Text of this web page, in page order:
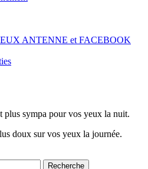
ANTENNE et FACEBOOK
plus sympa pour vos yeux la nuit.
doux sur vos yeux la journée.
Recherche